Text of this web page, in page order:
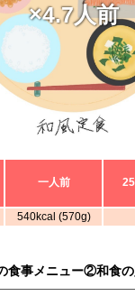
×4.7人前
一人前
540kcal (570g)
食事メニュー②和食の